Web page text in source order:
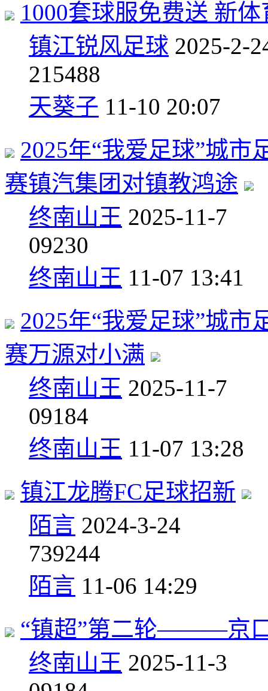
1000套球服免费送 新
镇江锐风足球 2025-2-
215488
天葵子 11-10 20:07
2025年“我爱足球”城
赛镇汽集团对镇教鸿途
终南山王 2025-11-7
09230
终南山王 11-07 13:41
2025年“我爱足球”城
赛万源对小满
终南山王 2025-11-7
09184
终南山王 11-07 13:28
镇江龙腾FC足球招新
陌言 2024-3-24
739244
陌言 11-06 14:29
“镇超”第二轮———京
终南山王 2025-11-3